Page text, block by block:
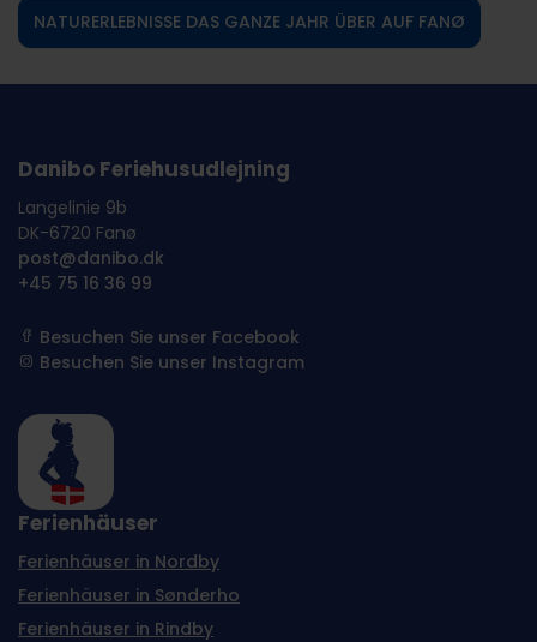
NATURERLEBNISSE DAS GANZE JAHR ÜBER AUF FANØ
Danibo Feriehusudlejning
Langelinie 9b
DK-6720 Fanø
post@danibo.dk
+45 75 16 36 99
Besuchen Sie unser Facebook
Besuchen Sie unser Instagram
Ferienhäuser
Ferienhäuser in Nordby
Ferienhäuser in Sønderho
Ferienhäuser in Rindby